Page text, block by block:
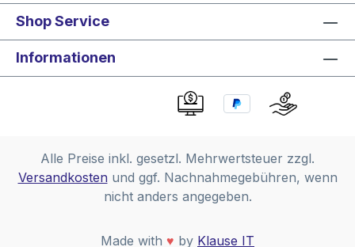
Shop Service
Informationen
Alle Preise inkl. gesetzl. Mehrwertsteuer zzgl.
Versandkostenund ggf. Nachnahmegebühren, wenn
nicht anders angegeben.
Made with ♥ by Klause IT